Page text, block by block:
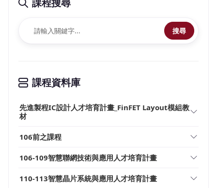
課程搜尋
搜尋
課程資料庫
先進製程IC設計人才培育計畫_FinFET Layout模組教
材
106前之課程
106-109智慧聯網技術與應用人才培育計畫
110-113智慧晶片系統與應用人才培育計畫